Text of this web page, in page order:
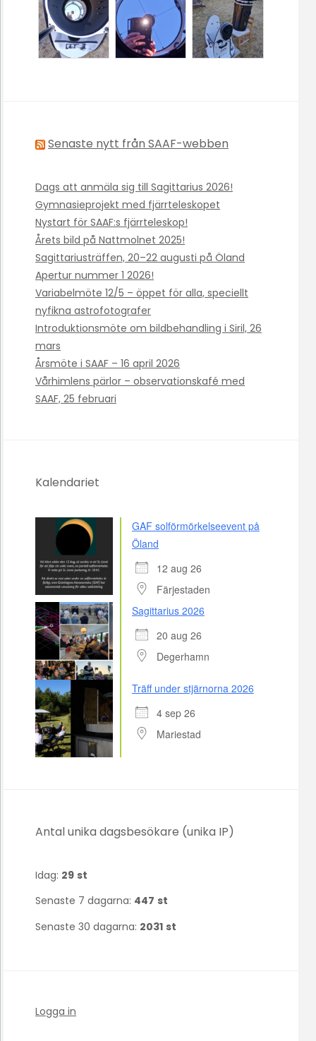
Senaste nytt från SAAF-webben
Dags att anmäla sig till Sagittarius 2026!
Gymnasieprojekt med fjärrteleskopet
Nystart för SAAF:s fjärrteleskop!
Årets bild på Nattmolnet 2025!
Sagittariusträffen, 20–22 augusti på Öland
Apertur nummer 1 2026!
Variabelmöte 12/5 – öppet för alla, speciellt
nyfikna astrofotografer
Introduktionsmöte om bildbehandling i Siril, 26
mars
Årsmöte i SAAF – 16 april 2026
Vårhimlens pärlor – observationskafé med
SAAF, 25 februari
Kalendariet
GAF solförmörkelseevent på
Öland
12 aug 26
Färjestaden
Sagittarius 2026
20 aug 26
Degerhamn
Träff under stjärnorna 2026
4 sep 26
Mariestad
Antal unika dagsbesökare (unika IP)
Idag: 29 st
Senaste 7 dagarna: 447 st
Senaste 30 dagarna: 2031 st
Logga in